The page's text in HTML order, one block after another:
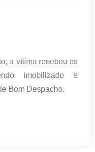
a vítima recebeu os
imobilizado e
Bom Despacho.